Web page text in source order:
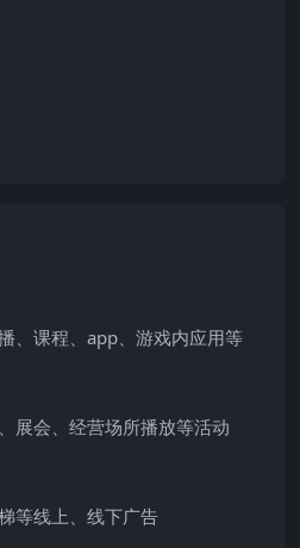
、课程、app、游戏内应用等
展会、经营场所播放等活动
等线上、线下广告